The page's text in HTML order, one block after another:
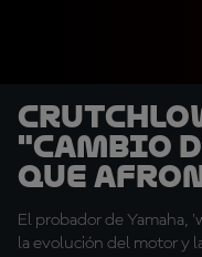
"cambio
que
El probador de Yamaha,
la evolución del motor y